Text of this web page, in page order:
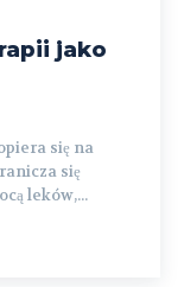
jako
się na
się
leków,...